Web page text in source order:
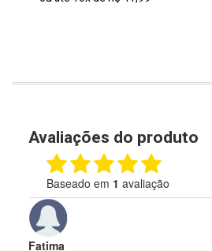
Avaliações do produto
Baseado em 1 avaliação
Fatima